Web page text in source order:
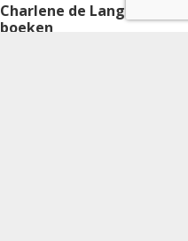
Charlene de Lange
boeken